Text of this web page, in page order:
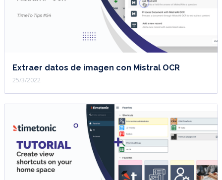
Extraer datos de imagen con Mistral OCR
25/3/2022